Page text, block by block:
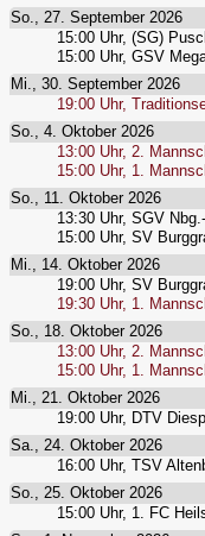
So., 27. September 2026
15:00 Uhr, (SG)
15:00 Uhr, GSV
Mi., 30. September 2026
19:00 Uhr,
So., 4. Oktober 2026
13:00 Uhr, 2.
15:00 Uhr, 1.
So., 11. Oktober 2026
13:30 Uhr, SGV
15:00 Uhr, SV
Mi., 14. Oktober 2026
19:00 Uhr, SV
19:30 Uhr, 1.
So., 18. Oktober 2026
13:00 Uhr, 2.
15:00 Uhr, 1.
Mi., 21. Oktober 2026
19:00 Uhr, DTV
Sa., 24. Oktober 2026
16:00 Uhr, TSV
So., 25. Oktober 2026
15:00 Uhr, 1. FC